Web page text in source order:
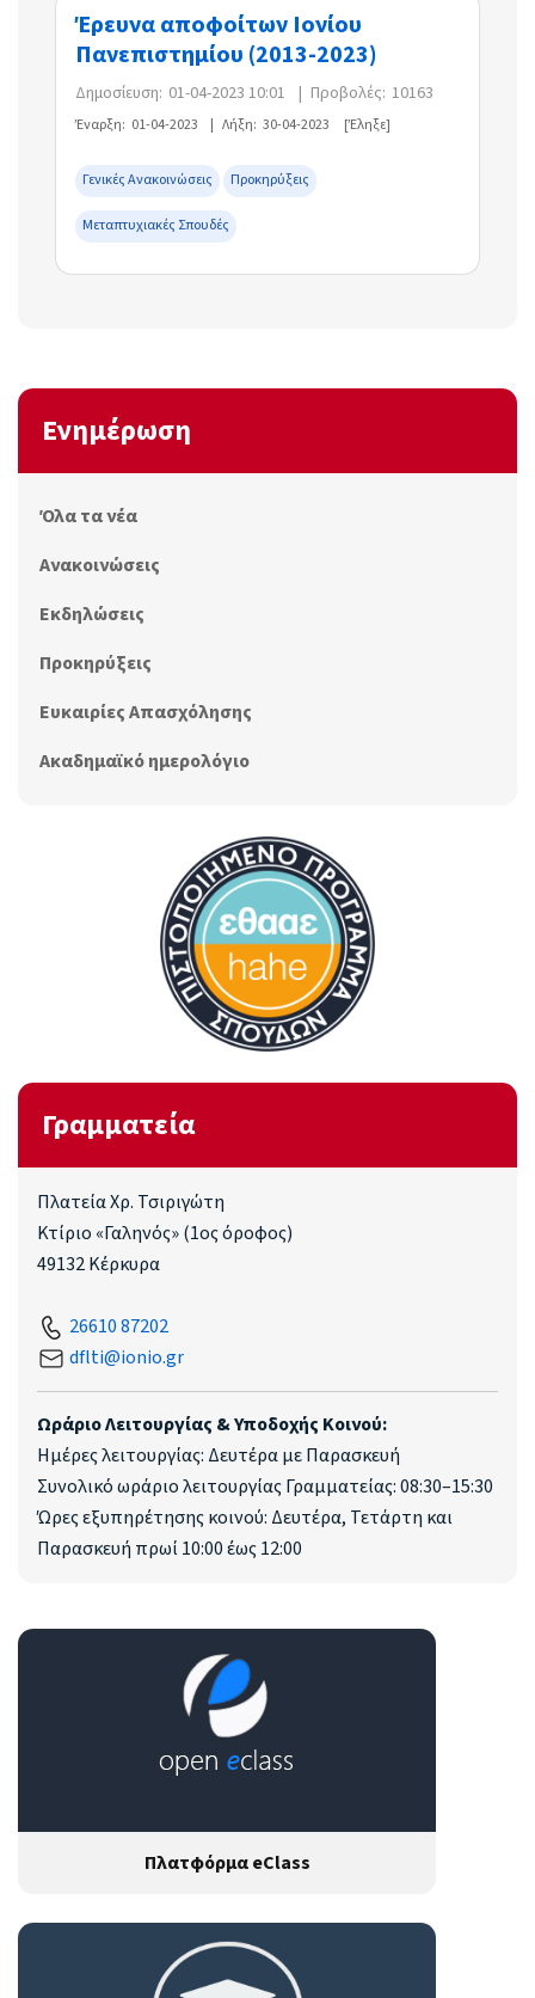
Έρευνα αποφοίτων Ιονίου
Πανεπιστημίου (2013-2023)
Δημοσίευση: 01-04-2023 10:01 | Προβολές: 10163
Έναρξη: 01-04-2023 | Λήξη: 30-04-2023 [Έληξε]
Γενικές Ανακοινώσεις Προκηρύξεις
Μεταπτυχιακές Σπουδές
Ενημέρωση
Όλα τα νέα
Ανακοινώσεις
Εκδηλώσεις
Προκηρύξεις
Ευκαιρίες Απασχόλησης
Ακαδημαϊκό ημερολόγιο
Γραμματεία
Πλατεία Χρ. Τσιριγώτη
Κτίριο «Γαληνός» (1ος όροφος)
49132 Κέρκυρα
26610 87202
dflti@ionio.gr
Ωράριο Λειτουργίας & Υποδοχής Κοινού:
Ημέρες λειτουργίας: Δευτέρα με Παρασκευή
Συνολικό ωράριο λειτουργίας Γραμματείας: 08:30–15:30
Ώρες εξυπηρέτησης κοινού: Δευτέρα, Τετάρτη και
Παρασκευή πρωί 10:00 έως 12:00
Πλατφόρμα eClass